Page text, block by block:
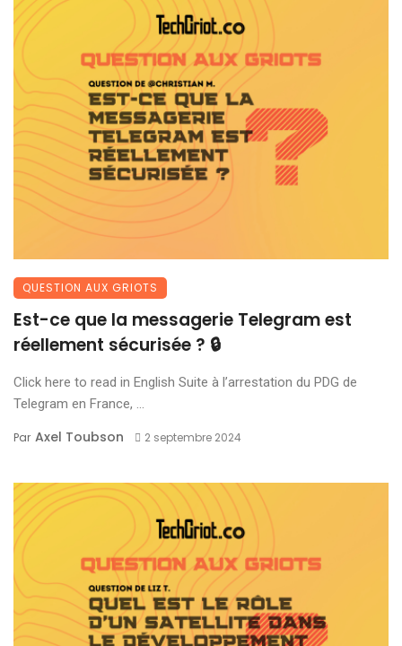
QUESTION AUX GRIOTS
Est-ce que la messagerie Telegram est
réellement sécurisée ? 🔒
Click here to read in English Suite à l’arrestation du PDG de
Telegram en France, ...
Par Axel Toubson 2 septembre 2024